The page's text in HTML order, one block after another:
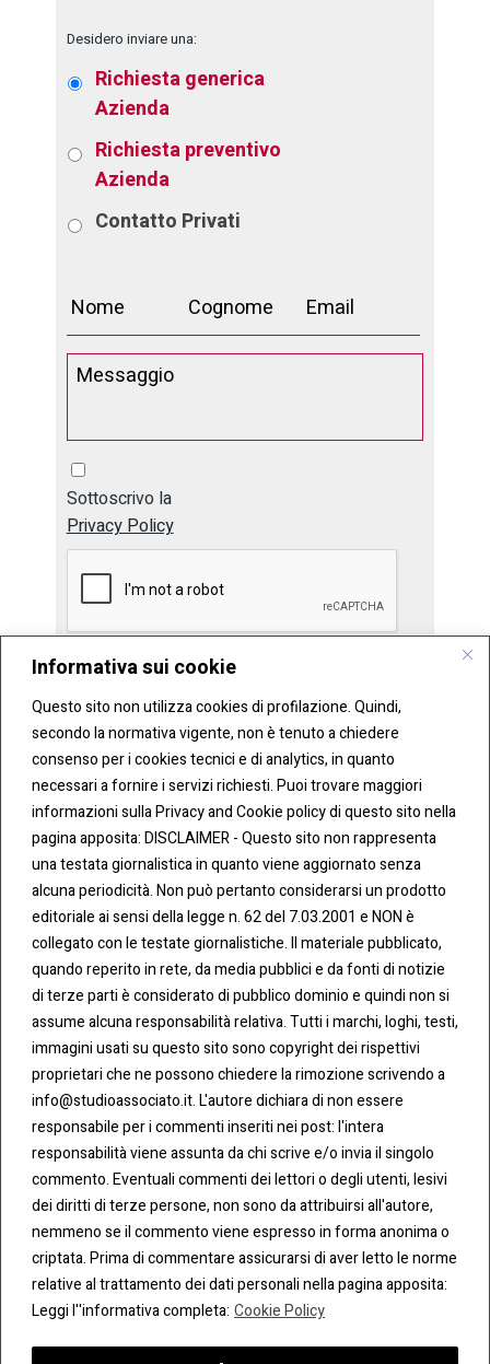
Informativa sui cookie
Questo sito non utilizza cookies di profilazione. Quindi,
secondo la normativa vigente, non è tenuto a chiedere
consenso per i cookies tecnici e di analytics, in quanto
necessari a fornire i servizi richiesti. Puoi trovare maggiori
informazioni sulla Privacy and Cookie policy di questo sito nella
pagina apposita: DISCLAIMER - Questo sito non rappresenta
una testata giornalistica in quanto viene aggiornato senza
alcuna periodicità. Non può pertanto considerarsi un prodotto
editoriale ai sensi della legge n. 62 del 7.03.2001 e NON è
collegato con le testate giornalistiche. Il materiale pubblicato,
quando reperito in rete, da media pubblici e da fonti di notizie
di terze parti è considerato di pubblico dominio e quindi non si
assume alcuna responsabilità relativa. Tutti i marchi, loghi, testi,
immagini usati su questo sito sono copyright dei rispettivi
proprietari che ne possono chiedere la rimozione scrivendo a
info@studioassociato.it. L'autore dichiara di non essere
responsabile per i commenti inseriti nei post: l'intera
responsabilità viene assunta da chi scrive e/o invia il singolo
commento. Eventuali commenti dei lettori o degli utenti, lesivi
dei diritti di terze persone, non sono da attribuirsi all'autore,
nemmeno se il commento viene espresso in forma anonima o
criptata. Prima di commentare assicurarsi di aver letto le norme
relative al trattamento dei dati personali nella pagina apposita:
Leggi l''informativa completa: Cookie Policy
Desidero inviare una:
Richiesta generica
Azienda
Richiesta preventivo
Azienda
Contatto Privati
Sottoscrivo la
Privacy Policy
CONT
ATTI
Tel:
0283438.482
Fax:
0283438.483
mail:
info@studioassociato.it
Via
Vittor
Pisani,
13 -
20124
Milano
COO
KIE &
PRIV
ACY
Cookie
Policy
Privacy
Policy